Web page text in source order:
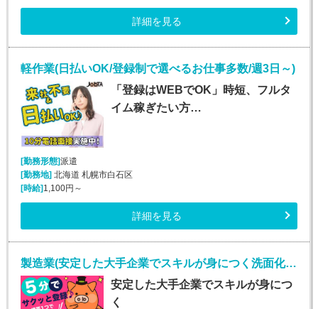
詳細を見る
軽作業(日払いOK/登録制で選べるお仕事多数/週3日～)
「登録はWEBでOK」時短、フルタ
イム稼ぎたい方…
[勤務形態]派遣
[勤務地]北海道 札幌市白石区
[時給]1,100円～
詳細を見る
製造業(安定した大手企業でスキルが身につく洗面化粧台天板の製造業務)
安定した大手企業でスキルが身につ
く